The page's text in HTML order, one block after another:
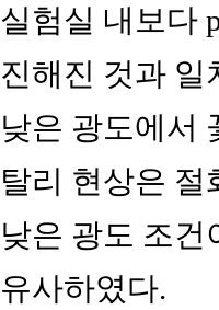
실험실 내보다
진해진 것과 일
낮은 광도에서
탈리 현상은
낮은 광도 조
유사하였다.